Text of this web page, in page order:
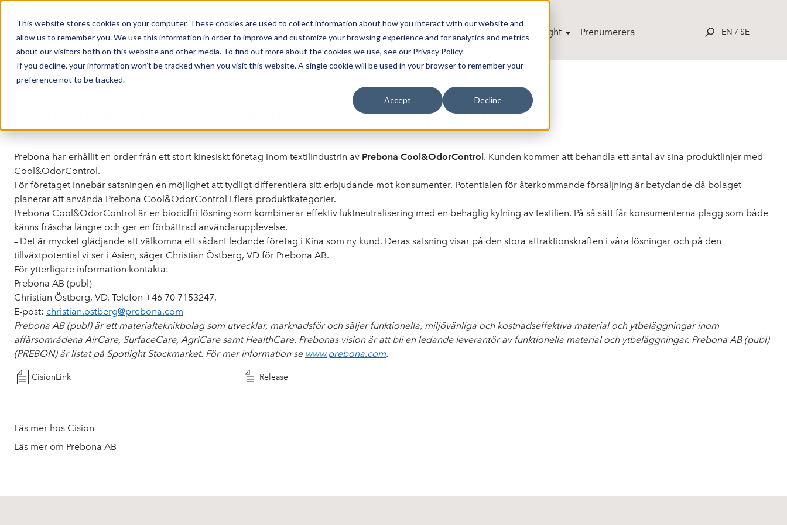
This website stores cookies on your computer. These cookies are used to collect information about how you interact with our website and
allow us to remember you. We use this information in order to improve and customize your browsing experience and for analytics and metrics
about our visitors both on this website and other media. To find out more about the cookies we use, see our Privacy Policy.
If you decline, your information won’t be tracked when you visit this website. A single cookie will be used in your browser to remember your
preference not to be tracked.
Accept Decline
Om Spotlight Prenumerera EN / SE
Press release from Companies
Prebona AB: Prebona erhåller order från ny kund i Kina
Prebona har erhållit en order från ett stort kinesiskt företag inom textilindustrin av Prebona Cool&OdorControl. Kunden kommer att behandla ett antal av sina produktlinjer med
Cool&OdorControl.
För företaget innebär satsningen en möjlighet att tydligt differentiera sitt erbjudande mot konsumenter. Potentialen för återkommande försäljning är betydande då bolaget
planerar att använda Prebona Cool&OdorControl i flera produktkategorier.
Prebona Cool&OdorControl är en biocidfri lösning som kombinerar effektiv luktneutralisering med en behaglig kylning av textilien. På så sätt får konsumenterna plagg som både
känns fräscha längre och ger en förbättrad användarupplevelse.
– Det är mycket glädjande att välkomna ett sådant ledande företag i Kina som ny kund. Deras satsning visar på den stora attraktionskraften i våra lösningar och på den
tillväxtpotential vi ser i Asien, säger Christian Östberg, VD för Prebona AB.
För ytterligare information kontakta:
Prebona AB (publ)
Christian Östberg, VD, Telefon +46 70 7153247,
E-post: christian.ostberg@prebona.com
Prebona AB (publ)är ett materialteknikbolag som utvecklar, marknadsför och säljer funktionella, miljövänliga och kostnadseffektiva material och ytbeläggningar inom
affärsområdena AirCare, SurfaceCare, AgriCare samt HealthCare. Prebonas vision är att bli en ledande leverantör av funktionella material och ytbeläggningar. Prebona AB (publ)
(PREBON) är listat på Spotlight Stockmarket. För mer information se www.prebona.com.
CisionLink Release
Läs mer hos Cision
Läs mer om Prebona AB